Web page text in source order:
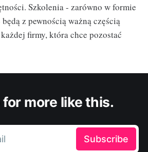
Szkolenia - zarówno w formie
z pewnością ważną częścią
firmy, która chce pozostać
for more like this.
Subscribe